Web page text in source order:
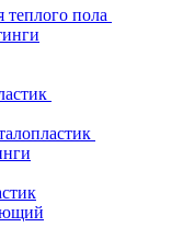
теплого пола